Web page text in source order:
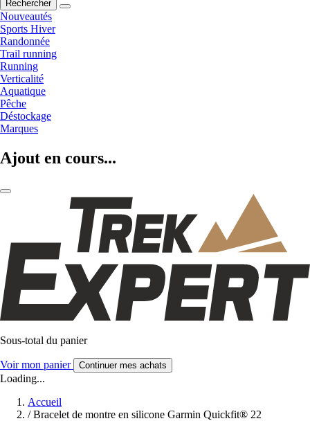
Rechercher
Nouveautés
Sports Hiver
Randonnée
Trail running
Running
Verticalité
Aquatique
Pêche
Déstockage
Marques
Ajout en cours...
Sous-total du panier
Voir mon panier Continuer mes achats
Loading...
Accueil
/ Bracelet de montre en silicone Garmin Quickfit® 22